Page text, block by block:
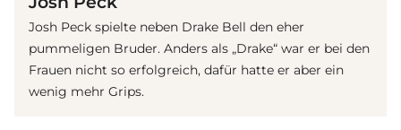
Josh Peck spielte neben Drake Bell den eher
pummeligen Bruder. Anders als „Drake“ war er bei den
Frauen nicht so erfolgreich, dafür hatte er aber ein
wenig mehr Grips.